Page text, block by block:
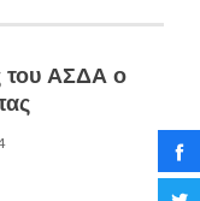
του ΑΣΔΑ ο